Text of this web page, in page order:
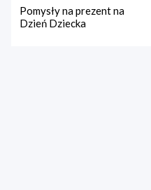
Pomysły na prezent na
Dzień Dziecka